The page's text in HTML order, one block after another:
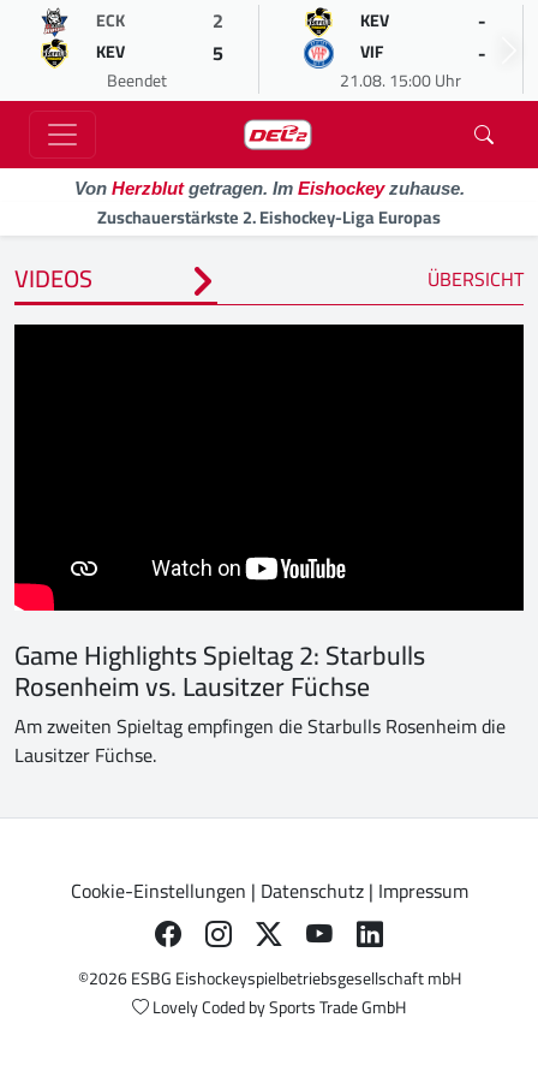
ECK 2
KEV 5
Beendet
KEV -
VIF -
21.08. 15:00 Uhr
Von Herzblutgetragen. Im Eishockeyzuhause.
Zuschauerstärkste 2. Eishockey-Liga Europas
VIDEOS ÜBERSICHT
Game Highlights Spieltag 2: Starbulls
Rosenheim vs. Lausitzer Füchse
Am zweiten Spieltag empfingen die Starbulls Rosenheim die
Lausitzer Füchse.
Cookie-Einstellungen | Datenschutz| Impressum
©2026 ESBG Eishockeyspielbetriebsgesellschaft mbH
Lovely Coded bySports Trade GmbH